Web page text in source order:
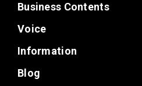
Business Contents
Voice
Information
Blog